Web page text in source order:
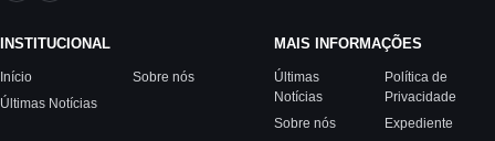
INSTITUCIONAL
Início
Últimas Notícias
Sobre nós
MAIS INFORMAÇÕES
Últimas
Notícias
Sobre nós
Política de
Privacidade
Expediente